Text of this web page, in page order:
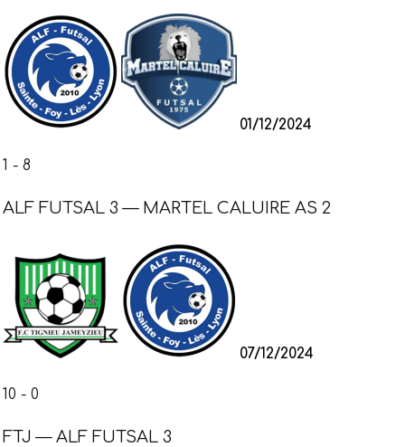
01/12/2024
1 - 8
ALF FUTSAL 3 — MARTEL CALUIRE AS 2
07/12/2024
10 - 0
FTJ — ALF FUTSAL 3